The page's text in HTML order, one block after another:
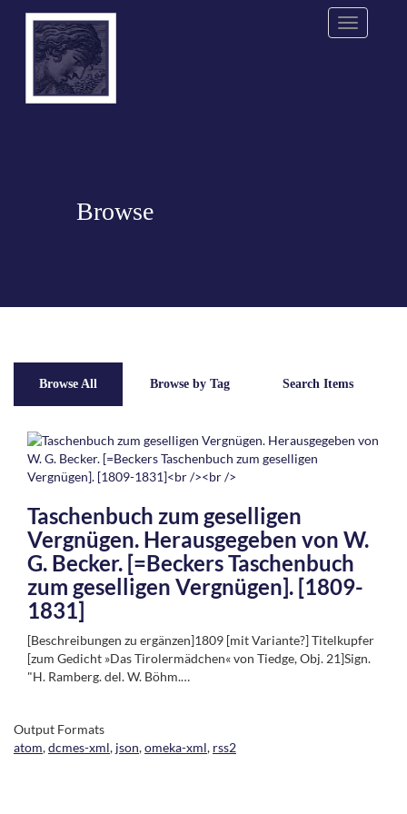
Menu
Browse
Browse All Browse by Tag Search Items
Taschenbuch zum geselligen
Vergnügen. Herausgegeben von W.
G. Becker. [=Beckers Taschenbuch
zum geselligen Vergnügen]. [1809-
1831]
[Beschreibungen zu ergänzen]1809 [mit Variante?] Titelkupfer
[zum Gedicht »Das Tirolermädchen« von Tiedge, Obj. 21]Sign.
"H. Ramberg. del. W. Böhm.…
Output Formats
atom,dcmes-xml, json,omeka-xml, rss2